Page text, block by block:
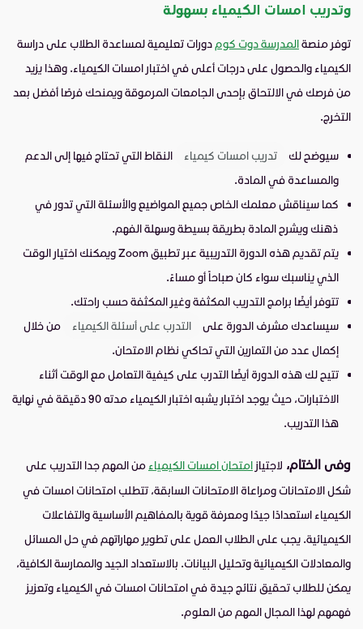
وتدريب امسات الكيمياء بسهولة
توفر منصةالمدرسة دوت كومدورات تعليمية لمساعدة الطلاب على دراسة
الكيمياء والحصول على درجات أعلى في اختبار امسات الكيمياء. وهذا يزيد
من فرصك في الالتحاق بإحدى الجامعات المرموقة ويمنحك فرصًا أفضل بعد
التخرج.
سيوضح لك تدريب امسات كيمياء
النقاط التي تحتاج فيها إلى الدعم
والمساعدة في المادة.
كما سيناقش معلمك الخاص جميع المواضيع والأسئلة التي تدور في
ذهنك ويشرح المادة بطريقة بسيطة وسهلة الفهم.
يتم تقديم هذه الدورة التدريبية عبر تطبيق Zoom ويمكنك اختيار الوقت
الذي يناسبك سواء كان صباحاً أو مساءً.
تتوفر أيضًا برامج التدريب المكثفة وغير المكثفة حسب راحتك.
سيساعدك مشرف الدورة على
التدرب على أسئلة الكيمياء
من خلال
إكمال عدد من التمارين التي تحاكي نظام الامتحان.
تتيح لك هذه الدورة أيضًا التدرب على كيفية التعامل مع الوقت أثناء
الاختبارات، حيث يوجد اختبار يشبه اختبار الكيمياء مدته 90 دقيقة في نهاية
هذا التدريب.
وفى الختام، لاجتياز امتحان امسات الكيمياءمن المهم جدا التدريب على
شكل الامتحانات ومراعاة الامتحانات السابقة، تتطلب امتحانات امسات في
الكيمياء استعدادًا جيدًا ومعرفة قوية بالمفاهيم الأساسية والتفاعلات
الكيميائية. يجب على الطلاب العمل على تطوير مهاراتهم في حل المسائل
والمعادلات الكيميائية وتحليل البيانات. بالاستعداد الجيد والممارسة الكافية،
يمكن للطلاب تحقيق نتائج جيدة في امتحانات امسات في الكيمياء وتعزيز
فهمهم لهذا المجال المهم من العلوم.